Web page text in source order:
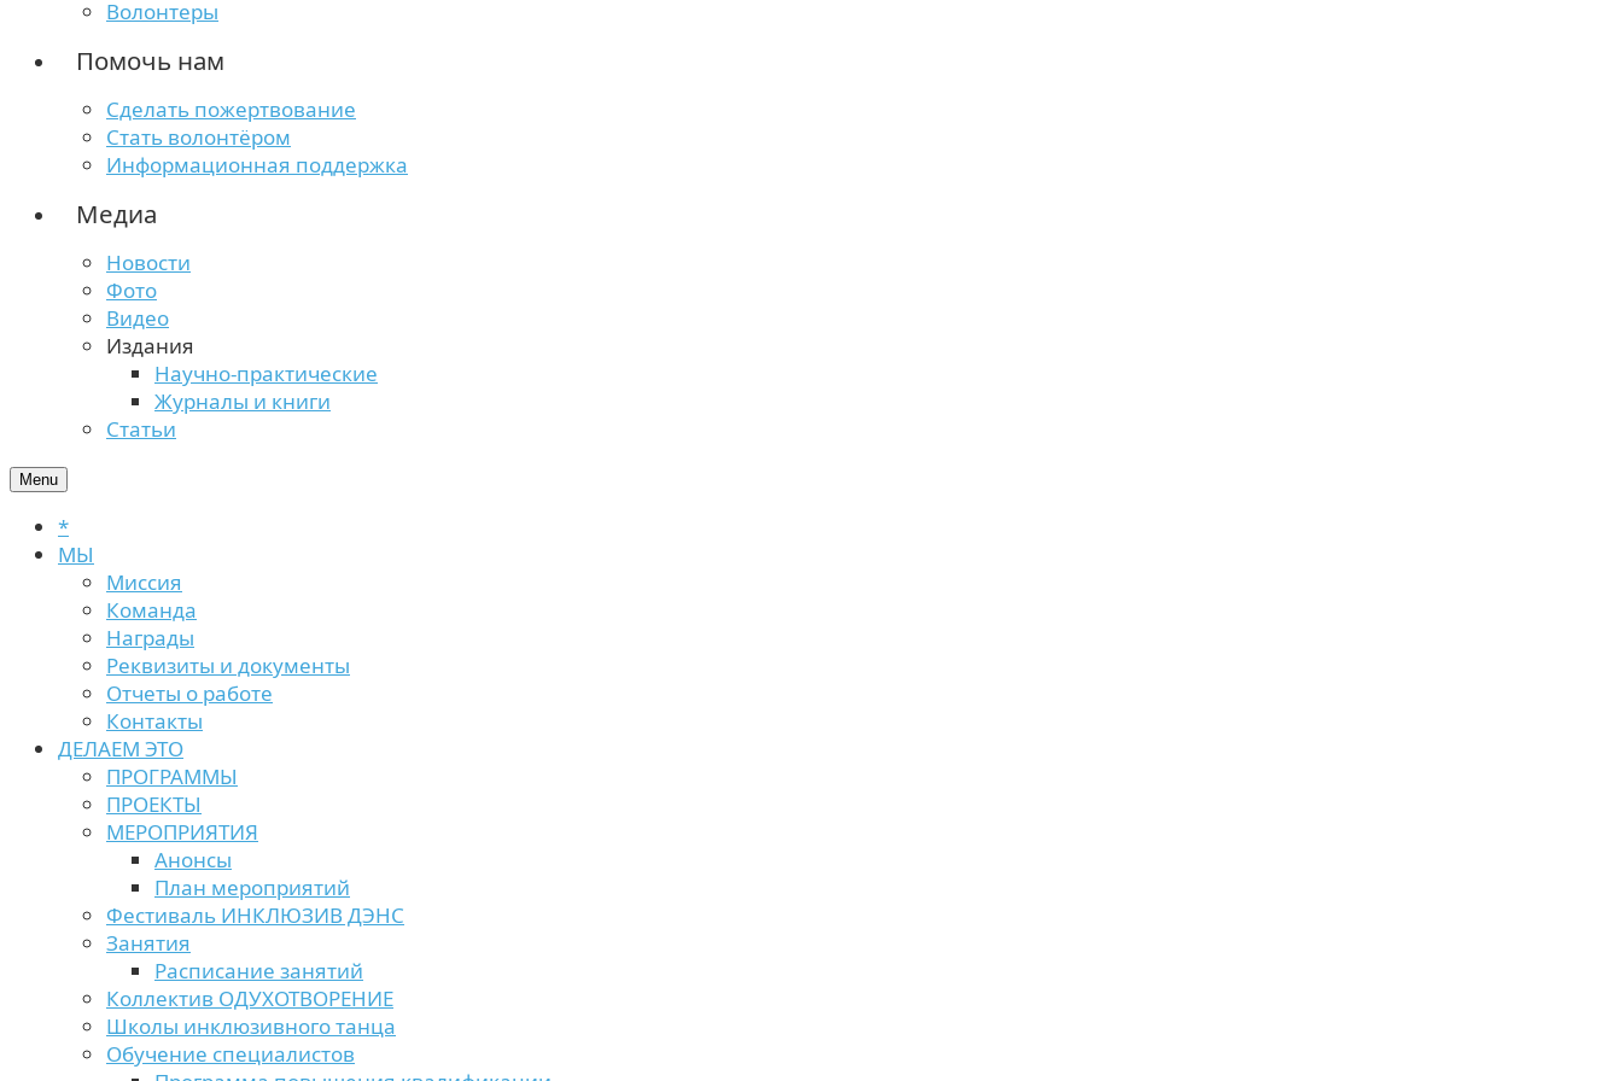
Волонтеры
Помочь нам
Сделать пожертвование
Стать волонтёром
Информационная поддержка
Медиа
Новости
Фото
Видео
Издания
Научно-практические
Журналы и книги
Статьи
Menu
*
МЫ
Миссия
Команда
Награды
Реквизиты и документы
Отчеты о работе
Контакты
ДЕЛАЕМ ЭТО
ПРОГРАММЫ
ПРОЕКТЫ
МЕРОПРИЯТИЯ
Анонсы
План мероприятий
Фестиваль ИНКЛЮЗИВ ДЭНС
Занятия
Расписание занятий
Коллектив ОДУХОТВОРЕНИЕ
Школы инклюзивного танца
Обучение специалистов